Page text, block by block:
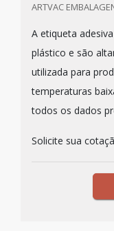
ARTVAC
A etiqueta
plástico e são
utilizada para
temperaturas
todos os dados
Solicite sua